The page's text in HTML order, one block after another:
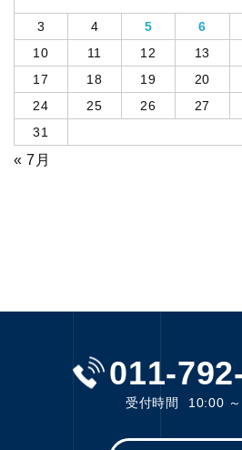
3
4 5 6
10
11 12 13
17
18 19 20
24
25 26 27
31
« 7月
011-
受付時間 10:00